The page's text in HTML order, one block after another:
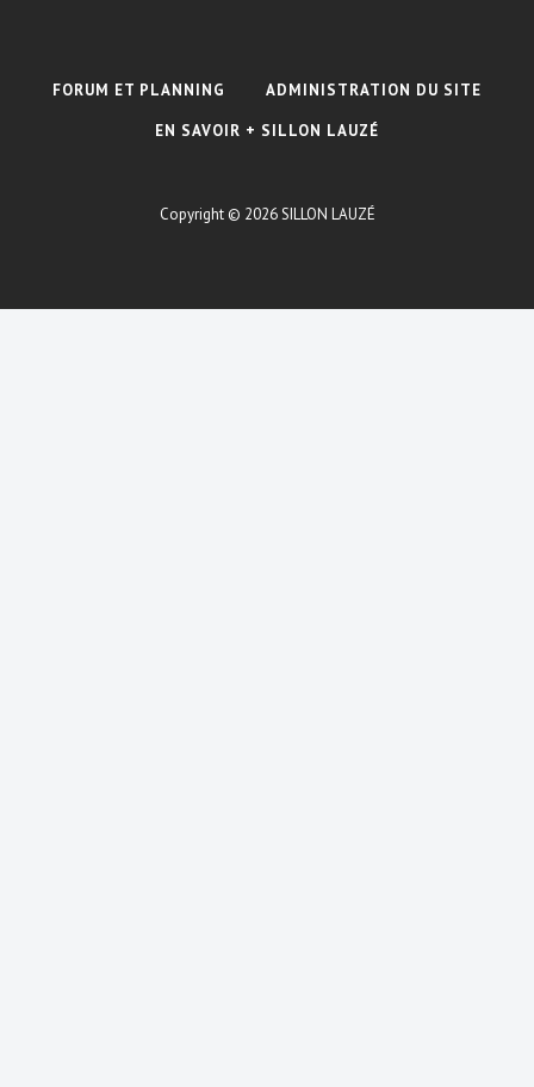
FORUM ET PLANNING
ADMINISTRATION DU SITE
EN SAVOIR + SILLON LAUZÉ
Copyright © 2026SILLON LAUZÉ